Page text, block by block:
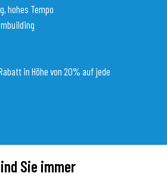
hohes Tempo
in Höhe von 20% auf jede
Sie immer